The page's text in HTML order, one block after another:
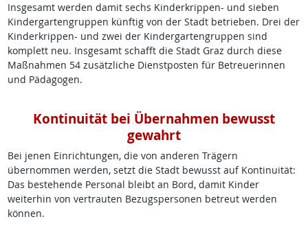
Insgesamt werden damit sechs Kinderkrippen- und sieben
Kindergartengruppen künftig von der Stadt betrieben. Drei der
Kinderkrippen- und zwei der Kindergartengruppen sind
komplett neu. Insgesamt schafft die Stadt Graz durch diese
Maßnahmen 54 zusätzliche Dienstposten für Betreuerinnen
und Pädagogen.
Kontinuität bei Übernahmen bewusst
gewahrt
Bei jenen Einrichtungen, die von anderen Trägern
übernommen werden, setzt die Stadt bewusst auf Kontinuität:
Das bestehende Personal bleibt an Bord, damit Kinder
weiterhin von vertrauten Bezugspersonen betreut werden
können.